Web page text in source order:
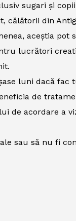
sugari și
călătorii din
aceștia
lucrători
luni dacă
de
de acordare a
sau să nu fi